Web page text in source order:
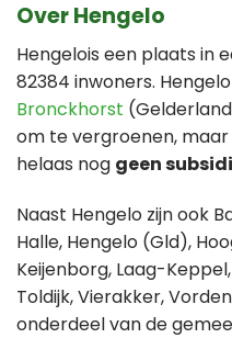
Over Hengelo
Hengelois een plaats in
82384 inwoners.
Bronckhorst
om te vergroenen,
helaas nog geen
Naast Hengelo zijn ook
Halle, Hengelo (Gld),
Keijenborg, Laag-
Toldijk, Vierakker,
onderdeel van de